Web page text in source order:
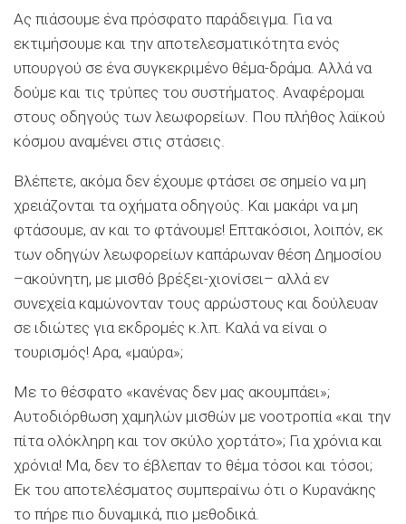
Ας πιάσουμε ένα πρόσφατο παράδειγμα. Για να
εκτιμήσουμε και την αποτελεσματικότητα ενός
υπουργού σε ένα συγκεκριμένο θέμα-δράμα. Αλλά να
δούμε και τις τρύπες του συστήματος. Αναφέρομαι
στους οδηγούς των λεωφορείων. Που πλήθος λαϊκού
κόσμου αναμένει στις στάσεις.
Βλέπετε, ακόμα δεν έχουμε φτάσει σε σημείο να μη
χρειάζονται τα οχήματα οδηγούς. Και μακάρι να μη
φτάσουμε, αν και το φτάνουμε! Επτακόσιοι, λοιπόν, εκ
των οδηγών λεωφορείων καπάρωναν θέση Δημοσίου
–ακούνητη, με μισθό βρέξει-χιονίσει– αλλά εν
συνεχεία καμώνονταν τους αρρώστους και δούλευαν
σε ιδιώτες για εκδρομές κ.λπ. Καλά να είναι ο
τουρισμός! Αρα, «μαύρα»;
Με το θέσφατο «κανένας δεν μας ακουμπάει»;
Αυτοδιόρθωση χαμηλών μισθών με νοοτροπία «και την
πίτα ολόκληρη και τον σκύλο χορτάτο»; Για χρόνια και
χρόνια! Μα, δεν το έβλεπαν το θέμα τόσοι και τόσοι;
Εκ του αποτελέσματος συμπεραίνω ότι ο Κυρανάκης
το πήρε πιο δυναμικά, πιο μεθοδικά.